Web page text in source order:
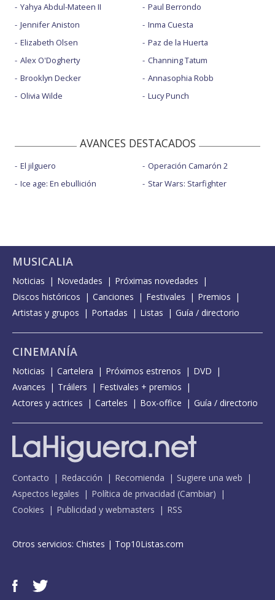
Yahya Abdul-Mateen II
Jennifer Aniston
Elizabeth Olsen
Alex O'Dogherty
Brooklyn Decker
Olivia Wilde
Paul Berrondo
Inma Cuesta
Paz de la Huerta
Channing Tatum
Annasophia Robb
Lucy Punch
AVANCES DESTACADOS
El jilguero
Ice age: En ebullición
Operación Camarón 2
Star Wars: Starfighter
MUSICALIA
Noticias Novedades
Próximas novedades
Discos históricos
Canciones Festivales
Premios
Artistas y grupos
Portadas Listas Guía / directorio
CINEMANÍA
Noticias Cartelera Próximos estrenos
DVD
Avances
Tráilers
Festivales + premios
Actores y actrices
Carteles Box-office Guía / directorio
Contacto Redacción Recomienda
Sugiere una web
Aspectos legales
Política de privacidad (Cambiar)
Cookies
Publicidad y webmasters RSS
Otros servicios: Chistes | Top10Listas.com